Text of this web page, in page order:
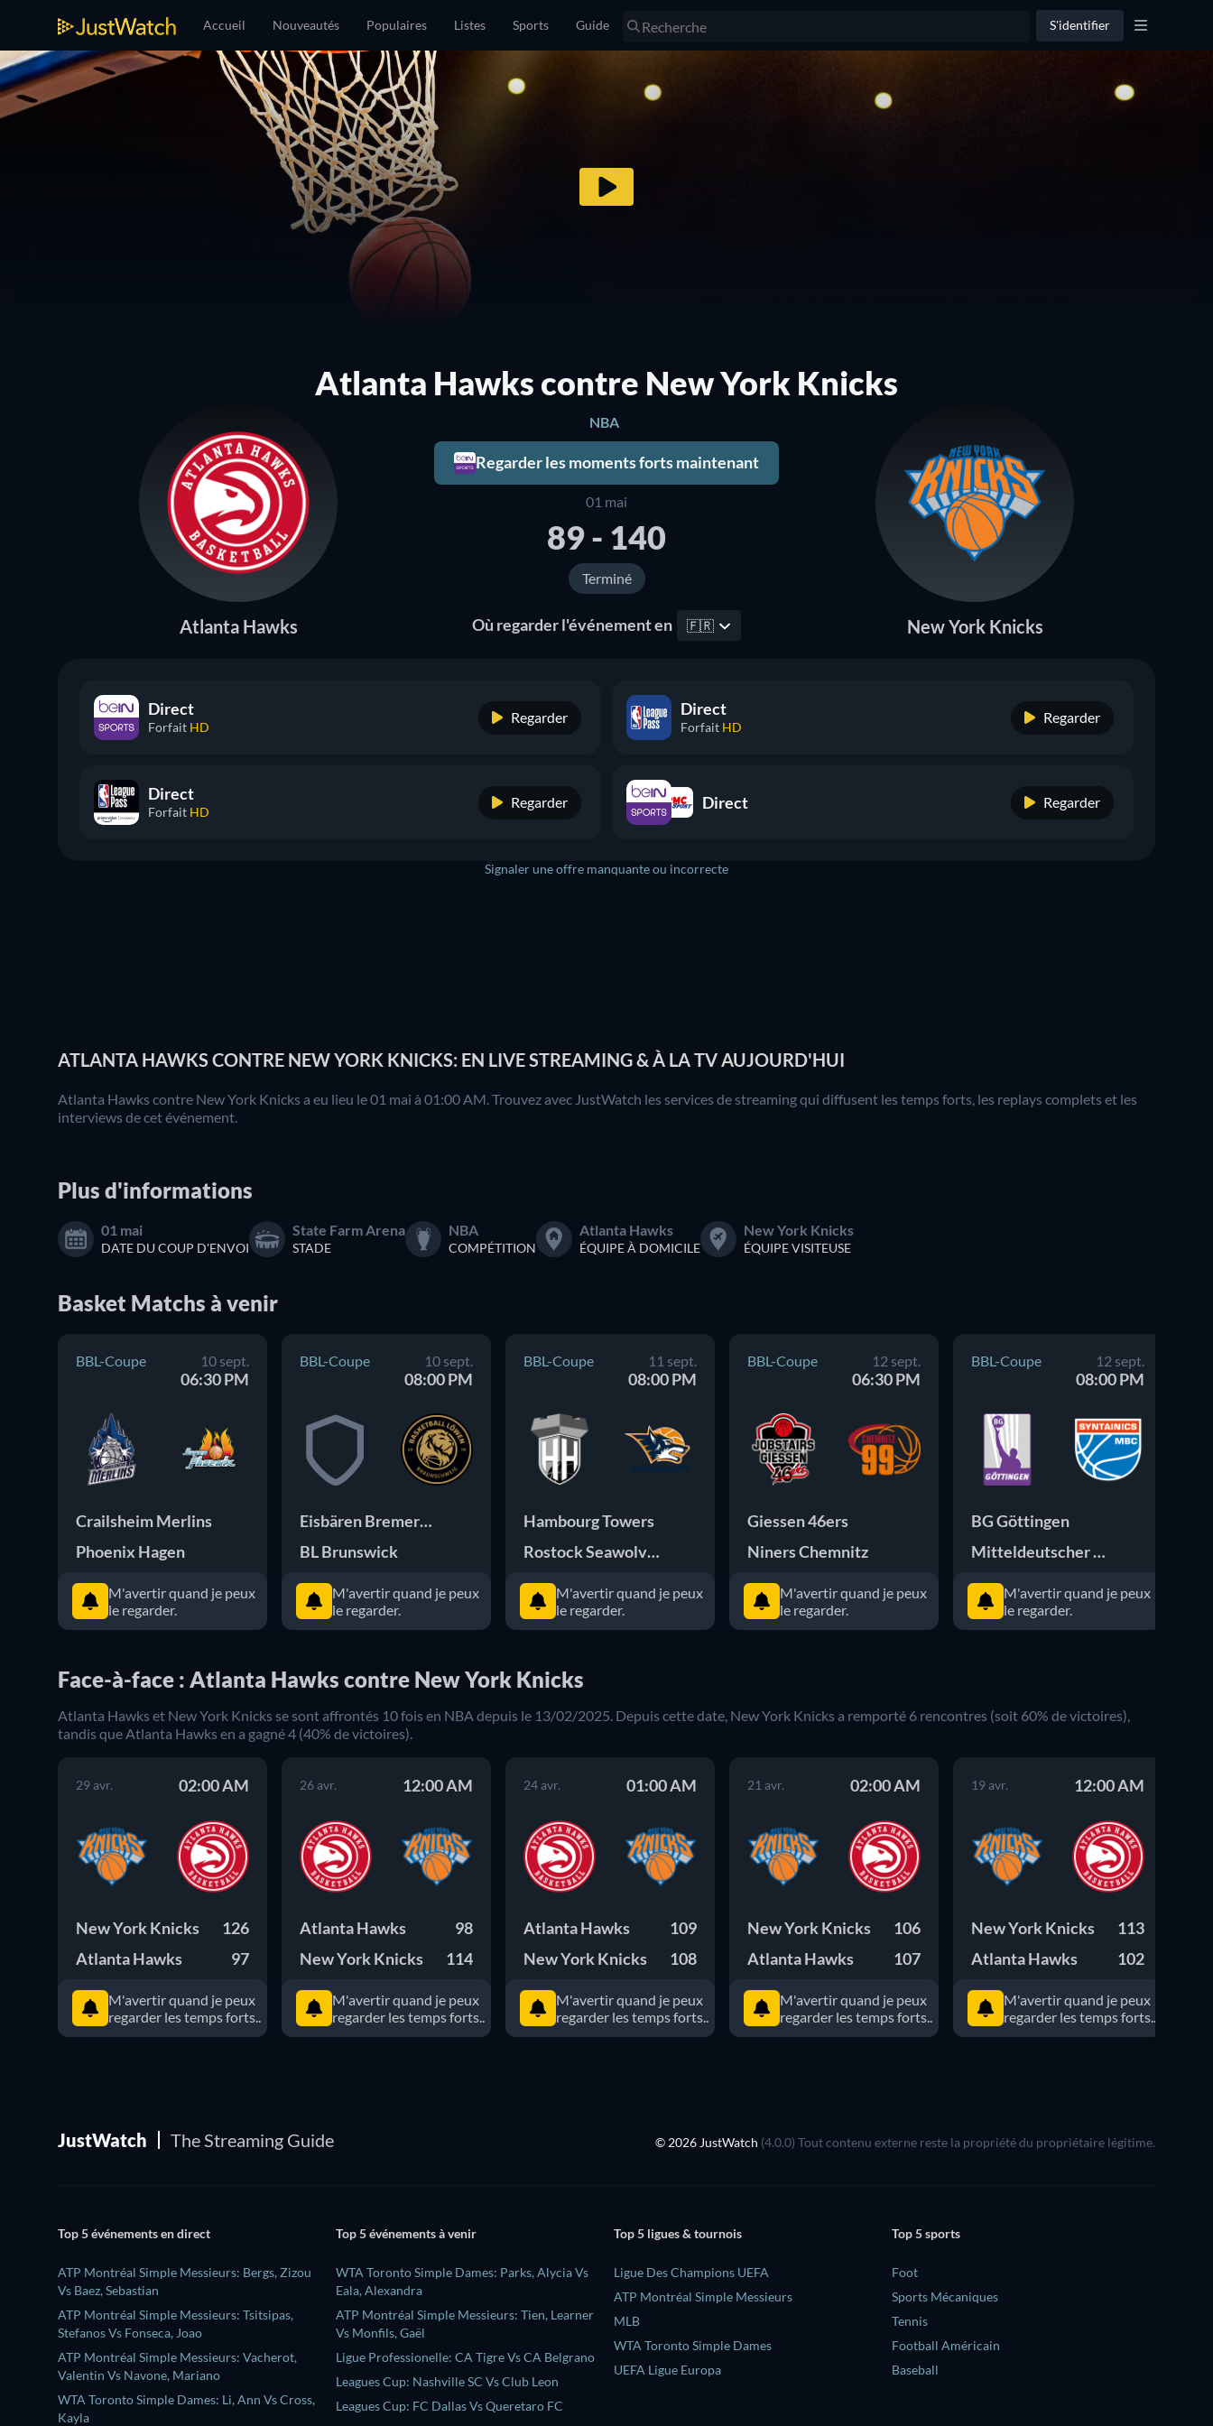
Accueil Nouveautés Populaires Listes Sports Guide S'identifier
Atlanta Hawks contre New York Knicks
NBA
Regarder les moments forts maintenant
Atlanta Hawks
01 mai
89 - 140
Terminé
New York Knicks
Où regarder l'événement en 🇫🇷
Direct
Forfait HD
Regarder Direct
Forfait HD
Regarder
Direct
Forfait HD
Regarder Direct Regarder
Signaler une offre manquante ou incorrecte
ATLANTA HAWKS CONTRE NEW YORK KNICKS: EN LIVE STREAMING & À LA TV AUJOURD'HUI
Atlanta Hawks contre New York Knicks a eu lieu le 01 mai à 01:00 AM. Trouvez avec JustWatch les services de streaming qui diffusent les temps forts, les replays complets et les
interviews de cet événement.
Plus d'informations
01 mai
DATE DU COUP D'ENVOI
State Farm Arena
STADE
NBA
COMPÉTITION
Atlanta Hawks
ÉQUIPE À DOMICILE
New York Knicks
ÉQUIPE VISITEUSE
Basket Matchs à venir
BBL-Coupe 10 sept.
06:30 PM
Crailsheim Merlins
Phoenix Hagen
M'avertir quand je peux
le regarder.
BBL-Coupe 10 sept.
08:00 PM
Eisbären Bremerhaven
BL Brunswick
M'avertir quand je peux
le regarder.
BBL-Coupe 11 sept.
08:00 PM
Hambourg Towers
Rostock Seawolves
M'avertir quand je peux
le regarder.
BBL-Coupe 12 sept.
06:30 PM
Giessen 46ers
Niners Chemnitz
M'avertir quand je peux
le regarder.
BBL-Coupe 12 sept.
08:00 PM
BG Göttingen
Mitteldeutscher BC
M'avertir quand je peux
le regarder.
Face-à-face : Atlanta Hawks contre New York Knicks
Atlanta Hawks et New York Knicks se sont affrontés 10fois en NBA depuis le 13/02/2025 . Depuis cette date, New York Knicks a remporté 6 rencontres (soit 60% de victoires),
tandis que Atlanta Hawks en a gagné4 (40% de victoires).
29 avr. 02:00 AM
New York Knicks
126
Atlanta Hawks
97
M'avertir quand je peux
regarder les temps forts..
26 avr. 12:00 AM
Atlanta Hawks
98
New York Knicks
114
M'avertir quand je peux
regarder les temps forts..
24 avr. 01:00 AM
Atlanta Hawks
109
New York Knicks
108
M'avertir quand je peux
regarder les temps forts..
21 avr. 02:00 AM
New York Knicks
106
Atlanta Hawks
107
M'avertir quand je peux
regarder les temps forts..
19 avr. 12:00 AM
New York Knicks
113
Atlanta Hawks
102
M'avertir quand je peux
regarder les temps forts..
JustWatch The Streaming Guide © 2026 JustWatch (4.0.0) Tout contenu externe reste la propriété du propriétaire légitime.
Top 5 événements en direct
ATP Montréal Simple Messieurs: Bergs, Zizou
Vs Baez, Sebastian
ATP Montréal Simple Messieurs: Tsitsipas,
Stefanos Vs Fonseca, Joao
ATP Montréal Simple Messieurs: Vacherot,
Valentin Vs Navone, Mariano
WTA Toronto Simple Dames: Li, Ann Vs Cross,
Kayla
Top 5 événements à venir
WTA Toronto Simple Dames: Parks, Alycia Vs
Eala, Alexandra
ATP Montréal Simple Messieurs: Tien, Learner
Vs Monfils, Gaël
Ligue Professionelle: CA Tigre Vs CA Belgrano
Leagues Cup: Nashville SC Vs Club Leon
Leagues Cup: FC Dallas Vs Queretaro FC
Top 5 ligues & tournois
Ligue Des Champions UEFA
ATP Montréal Simple Messieurs
MLB
WTA Toronto Simple Dames
UEFA Ligue Europa
Top 5 sports
Foot
Sports Mécaniques
Tennis
Football Américain
Baseball